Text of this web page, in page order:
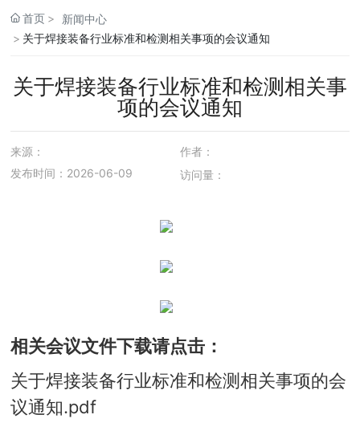
首页
新闻中心
关于焊接装备行业标准和检测相关事项的会议通知
关于焊接装备行业标准和检测相关事
项的会议通知
来源：
作者：
发布时间：2026-06-09
访问量：
相关会议文件下载请点击：
关于焊接装备行业标准和检测相关事项的会
议通知.pdf